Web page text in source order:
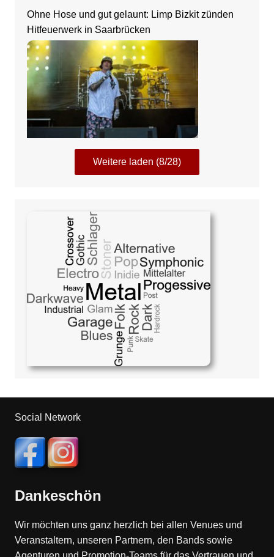
Ohne Hose und gut gelaunt: Limp Bizkit zünden
Hitfeuerwerk in Saarbrücken
Weitere laden (8/28)
Social Network
Dankeschön
Wir möchten uns ganz herzlich bei allen Venues und
Veranstaltern, unseren Partnern, den Bands sowie